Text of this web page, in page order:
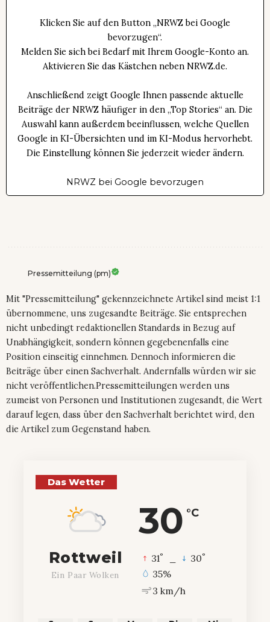
Klicken Sie auf den Button „NRWZ bei Google
bevorzugen“.
Melden Sie sich bei Bedarf mit Ihrem Google-Konto an.
Aktivieren Sie das Kästchen neben NRWZ.de.
Anschließend zeigt Google Ihnen passende aktuelle
Beiträge der NRWZ häufiger in den „Top Stories“ an. Die
Auswahl kann außerdem beeinflussen, welche Quellen
Google in KI-Übersichten und im KI-Modus hervorhebt.
Die Einstellung können Sie jederzeit wieder ändern.
NRWZ bei Google bevorzugen
Pressemitteilung (pm)
Mit "Pressemitteilung" gekennzeichnete Artikel sind meist 1:1
übernommene, uns zugesandte Beiträge. Sie entsprechen
nicht unbedingt redaktionellen Standards in Bezug auf
Unabhängigkeit, sondern können gegebenenfalls eine
Position einseitig einnehmen. Dennoch informieren die
Beiträge über einen Sachverhalt. Andernfalls würden wir sie
nicht veröffentlichen.Pressemitteilungen werden uns
zumeist von Personen und Institutionen zugesandt, die Wert
darauf legen, dass über den Sachverhalt berichtet wird, den
die Artikel zum Gegenstand haben.
Das Wetter
30 °C
Rottweil
Ein Paar Wolken
31° 30°
35%
3 km/h